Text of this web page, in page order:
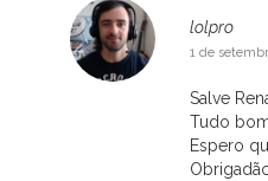
lolpro
1 de
Salve
Tudo
Espero